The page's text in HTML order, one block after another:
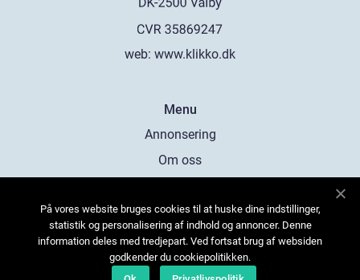
web: www.klikko.dk
Menu
Annonsering
Om oss
Kontakta oss
Sitemap
På vores website bruges cookies til at huske dine indstillinger,
statistik og personalisering af indhold og annoncer. Denne
information deles med tredjepart. Ved fortsat brug af websiden
godkender du cookiepolitikken.